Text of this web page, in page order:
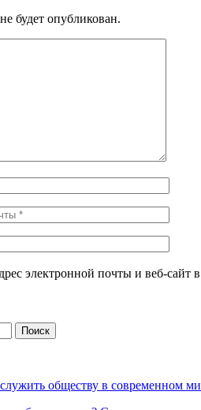
будет опубликован.
электронной почты и веб-сайт
обществу в современном